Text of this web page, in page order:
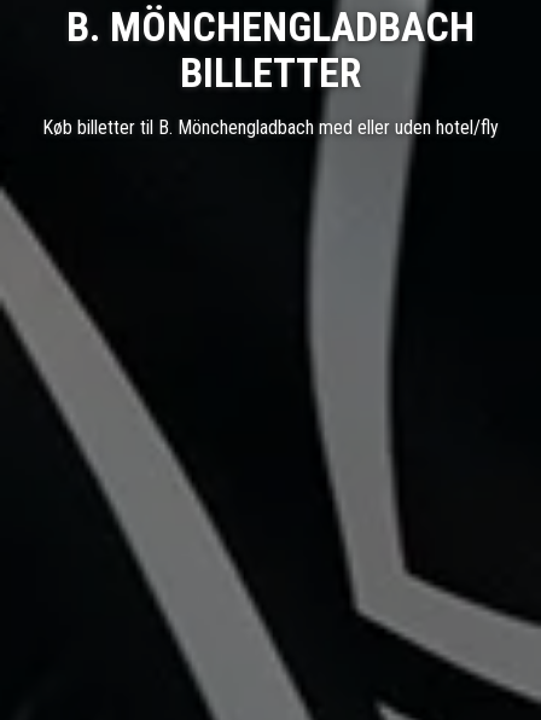
B. MÖNCHENGLADBACH
BILLETTER
Køb billetter til B. Mönchengladbach med eller uden hotel/fly